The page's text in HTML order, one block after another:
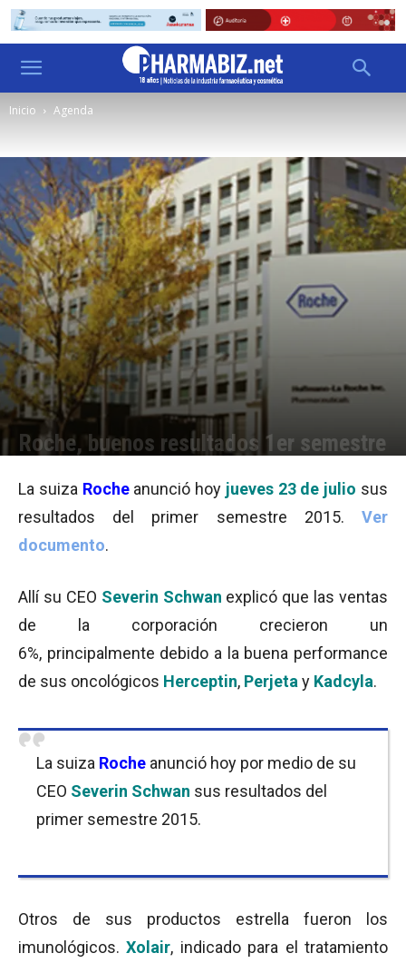
Inicio Agenda
Roche, buenos resultados 1er semestre
La suiza Rocheanunció hoy jueves 23 de julio sus
resultados del primer semestre 2015. Ver
documento.
Allí su CEO Severin Schwan explicó que las ventas
de la corporación crecieron un
6%, principalmente debido a la buena performance
de sus oncológicos Herceptin, Perjeta y Kadcyla.
La suiza Roche anunció hoy por medio de su
CEO Severin Schwan sus resultados del
primer semestre 2015.
Otros de sus productos estrella fueron los
imunológicos.Xolair, indicado para el tratamiento